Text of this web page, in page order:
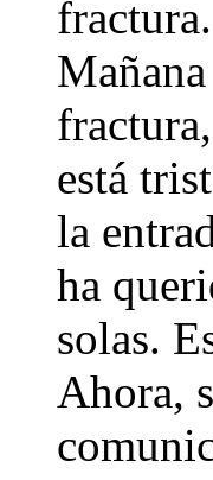
está
la
ha
solas.
Ahora,